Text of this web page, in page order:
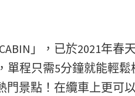
」，已於2021年春
單程只需5分鐘就能輕
門景點！在纜車上更可